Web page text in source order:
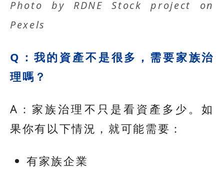
Photo by RDNE Stock project on
Pexels
Q：我的資產不是很多，需要家族治
理嗎？
A：家族治理不只是看資產多少。如
果你有以下情況，就可能需要：
有家族企業